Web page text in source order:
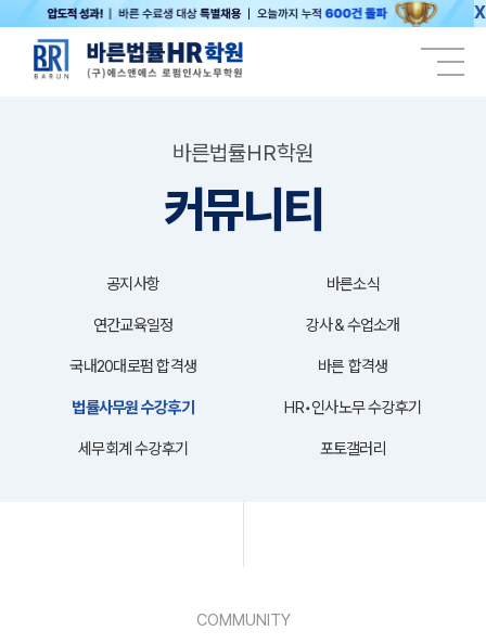
X
바른법률HR학원
커뮤니티
공지사항 바른소식
연간교육일정 강사＆수업소개
국내20대로펌 합격생 바른 합격생
법률사무원 수강후기 HR•인사노무 수강후기
세무회계 수강후기 포토갤러리
COMMUNITY